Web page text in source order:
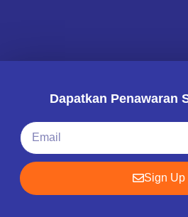
Dapatkan Penawaran
Sign Up